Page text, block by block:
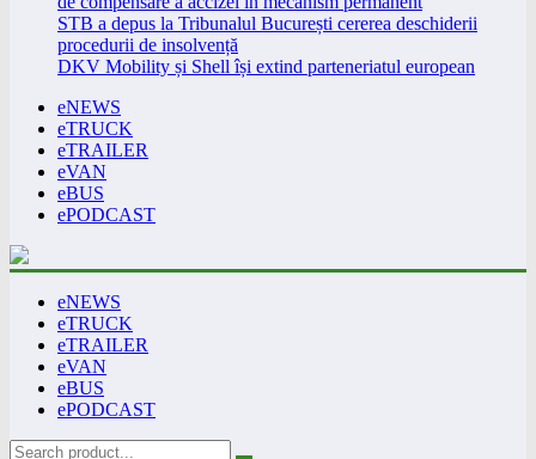
STB a depus la Tribunalul București cererea deschiderii
procedurii de insolvență
DKV Mobility și Shell își extind parteneriatul european
eNEWS
eTRUCK
eTRAILER
eVAN
eBUS
ePODCAST
eNEWS
eTRUCK
eTRAILER
eVAN
eBUS
ePODCAST